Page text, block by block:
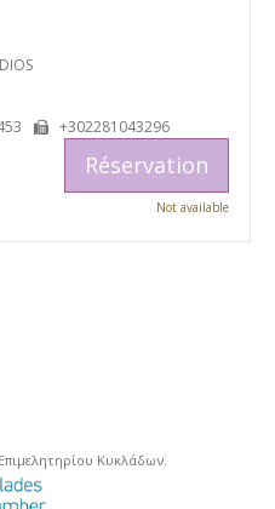
+302281043296
Réservation
Not available
Κυκλάδων.